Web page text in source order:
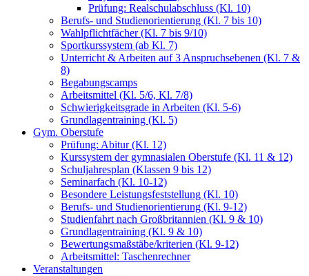
Prüfung: Realschulabschluss (Kl. 10)
Berufs- und Studienorientierung (Kl. 7 bis 10)
Wahlpflichtfächer (Kl. 7 bis 9/10)
Sportkurssystem (ab Kl. 7)
Unterricht & Arbeiten auf 3 Anspruchsebenen (Kl. 7 &
8)
Begabungscamps
Arbeitsmittel (Kl. 5/6, Kl. 7/8)
Schwierigkeitsgrade in Arbeiten (Kl. 5-6)
Grundlagentraining (Kl. 5)
Gym. Oberstufe
Prüfung: Abitur (Kl. 12)
Kurssystem der gymnasialen Oberstufe (Kl. 11 & 12)
Schuljahresplan (Klassen 9 bis 12)
Seminarfach (Kl. 10-12)
Besondere Leistungsfeststellung (Kl. 10)
Berufs- und Studienorientierung (Kl. 9-12)
Studienfahrt nach Großbritannien (Kl. 9 & 10)
Grundlagentraining (Kl. 9 & 10)
Bewertungsmaßstäbe/kriterien (Kl. 9-12)
Arbeitsmittel: Taschenrechner
Veranstaltungen